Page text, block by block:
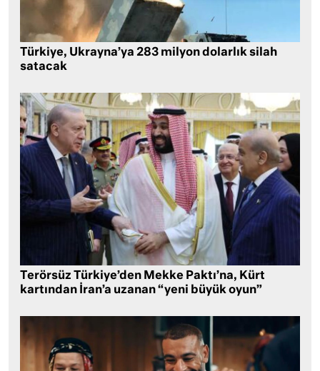
Türkiye, Ukrayna’ya 283 milyon dolarlık silah
satacak
Terörsüz Türkiye’den Mekke Paktı’na, Kürt
kartından İran’a uzanan “yeni büyük oyun”